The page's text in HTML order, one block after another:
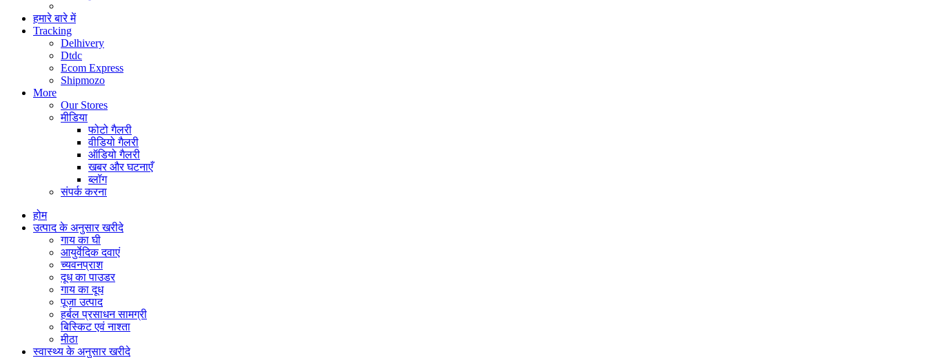
हमारे बारे में
Tracking
Delhivery
Dtdc
Ecom Express
Shipmozo
More
Our Stores
मीडिया
फोटो गैलरी
वीडियो गैलरी
ऑडियो गैलरी
खबर और घटनाएँ
ब्लॉग
संपर्क करना
होम
उत्पाद के अनुसार खरीदे
गाय का घी
आयुर्वेदिक दवाएं
च्यवनप्राश
दूध का पाउडर
गाय का दूध
पूजा उत्पाद
हर्बल प्रसाधन सामग्री
बिस्किट एवं नाश्ता
मीठा
स्वास्थ्य के अनुसार खरीदे